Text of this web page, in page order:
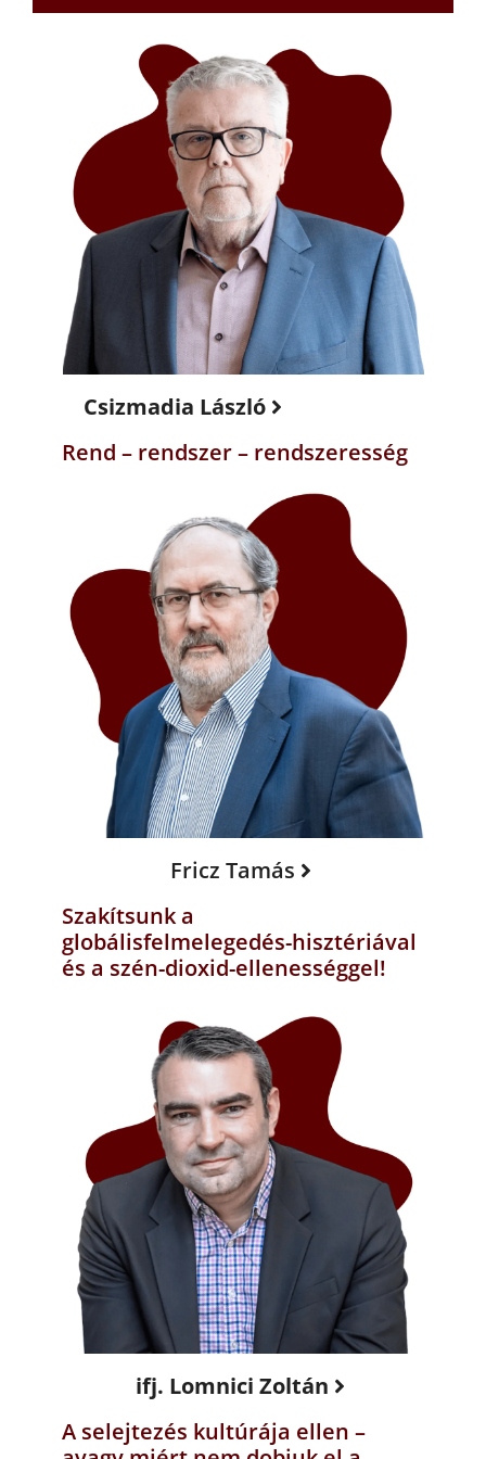
Csizmadia László
Rend – rendszer – rendszeresség
Fricz Tamás
Szakítsunk a
globálisfelmelegedés-hisztériával
és a szén-dioxid-ellenességgel!
ifj. Lomnici Zoltán
A selejtezés kultúrája ellen –